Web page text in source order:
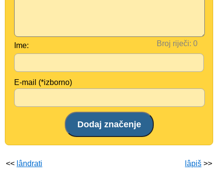
Broj riječi:
Ime:
E-mail (*izborno)
<< lândrati lâpiš >>